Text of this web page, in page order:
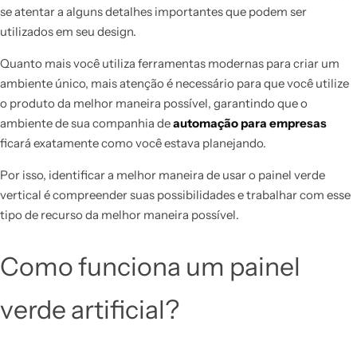
se atentar a alguns detalhes importantes que podem ser
utilizados em seu design.
Quanto mais você utiliza ferramentas modernas para criar um
ambiente único, mais atenção é necessário para que você utilize
o produto da melhor maneira possível, garantindo que o
ambiente de sua companhia deautomação para empresas
ficará exatamente como você estava planejando.
Por isso, identificar a melhor maneira de usar o painel verde
vertical é compreender suas possibilidades e trabalhar com esse
tipo de recurso da melhor maneira possível.
Como funciona um painel
verde artificial?